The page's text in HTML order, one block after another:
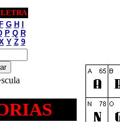
F G H
P Q R
Y Z 9